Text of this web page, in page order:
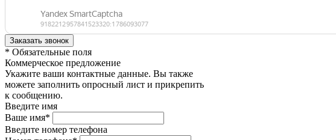
* Обязательные поля
Коммерческое предложение
Укажите ваши контактные данные. Вы также
можете заполнить опросный лист и прикрепить
к сообщению.
Введите имя
Ваше имя*
Введите номер телефона